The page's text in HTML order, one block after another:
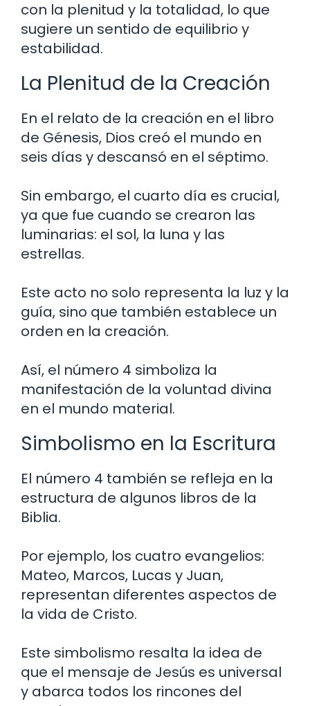
con la plenitud y la totalidad, lo que
sugiere un sentido de equilibrio y
estabilidad.
La Plenitud de la Creación
En el relato de la creación en el libro
de Génesis, Dios creó el mundo en
seis días y descansó en el séptimo.
Sin embargo, el cuarto día es crucial,
ya que fue cuando se crearon las
luminarias: el sol, la luna y las
estrellas.
Este acto no solo representa la luz y la
guía, sino que también establece un
orden en la creación.
Así, el número 4 simboliza la
manifestación de la voluntad divina
en el mundo material.
Simbolismo en la Escritura
El número 4 también se refleja en la
estructura de algunos libros de la
Biblia.
Por ejemplo, los cuatro evangelios:
Mateo, Marcos, Lucas y Juan,
representan diferentes aspectos de
la vida de Cristo.
Este simbolismo resalta la idea de
que el mensaje de Jesús es universal
y abarca todos los rincones del